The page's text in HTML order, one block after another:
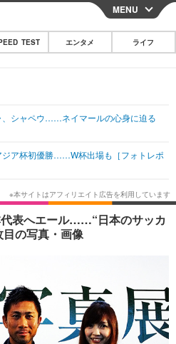
CLOSE
その他
韓国・芸能
スポーツ
グルメ
ショッピング
MENU
TEST エンタメ ライフ
、シャペウ……ネイマールの心身に迫る
ジア杯初優勝……W杯出場も［フォトレポ
表へエール……“日本のサッカ
の写真・画像